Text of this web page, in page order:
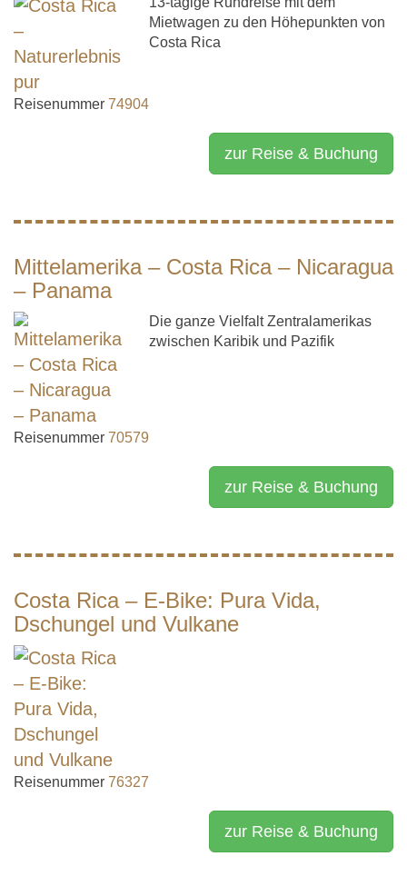
Mietwagen zu den Höhepunkten von
Costa Rica
Reisenummer 74904
zur Reise & Buchung
Mittelamerika – Costa Rica – Nicaragua
– Panama
Die ganze Vielfalt Zentralamerikas
zwischen Karibik und Pazifik
Reisenummer 70579
zur Reise & Buchung
Costa Rica – E-Bike: Pura Vida,
Dschungel und Vulkane
Reisenummer 76327
zur Reise & Buchung